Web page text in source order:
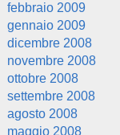
febbraio 2009
gennaio 2009
dicembre 2008
novembre 2008
ottobre 2008
settembre 2008
agosto 2008
maggio 2008